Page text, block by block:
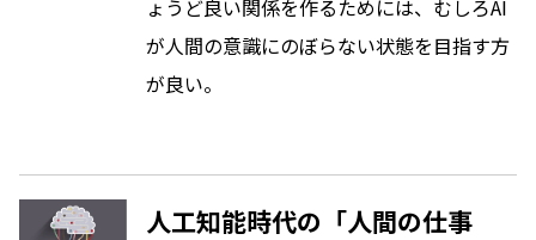
ょうど良い関係を作るためには、むしろAI
が人間の意識にのぼらない状態を目指す方
が良い。
人工知能時代の「人間の仕事